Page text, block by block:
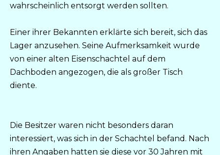
wahrscheinlich entsorgt werden sollten.
Einer ihrer Bekannten erklärte sich bereit, sich das
Lager anzusehen. Seine Aufmerksamkeit wurde
von einer alten Eisenschachtel auf dem
Dachboden angezogen, die als großer Tisch
diente.
Die Besitzer waren nicht besonders daran
interessiert, was sich in der Schachtel befand. Nach
ihren Angaben hatten sie diese vor 30 Jahren mit